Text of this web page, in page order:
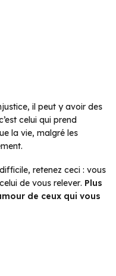
il peut y avoir des
celui qui prend
la vie, malgré les
retenez ceci : vous
de vous relever. Plus
de ceux qui vous